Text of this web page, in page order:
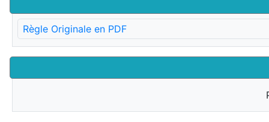
Règle Originale en PDF